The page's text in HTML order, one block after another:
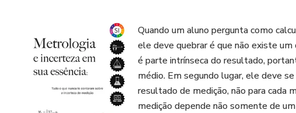
Quando um aluno pergunta como
ele deve quebrar é que não existe
é parte intrínseca do resultado,
médio. Em segundo lugar, ele deve
resultado de medição, não para cada
medição depende não somente de